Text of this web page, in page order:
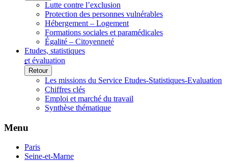
Lutte contre l’exclusion
Protection des personnes vulnérables
Hébergement – Logement
Formations sociales et paramédicales
Égalité – Citoyenneté
Etudes, statistiques
et évaluation
Retour
Les missions du Service Etudes-Statistiques-Evaluation
Chiffres clés
Emploi et marché du travail
Synthèse thématique
Menu
Paris
Seine-et-Marne